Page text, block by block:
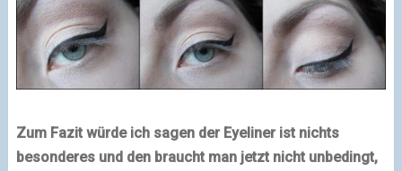
Zum Fazit würde ich sagen der Eyeliner ist nichts
besonderes und den braucht man jetzt nicht unbedingt,